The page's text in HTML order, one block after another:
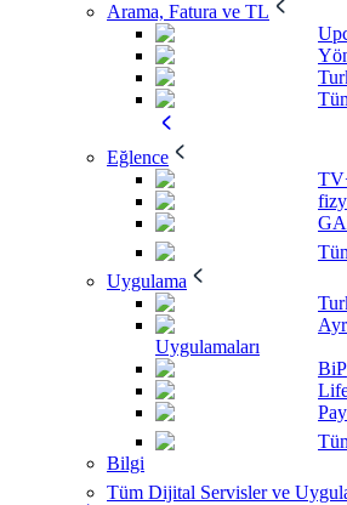
Arama, Fatura ve TL
Eğlence
fizy
Uygulama
Uygulamaları
BiP
Bilgi
Tüm Dijital Servisler ve